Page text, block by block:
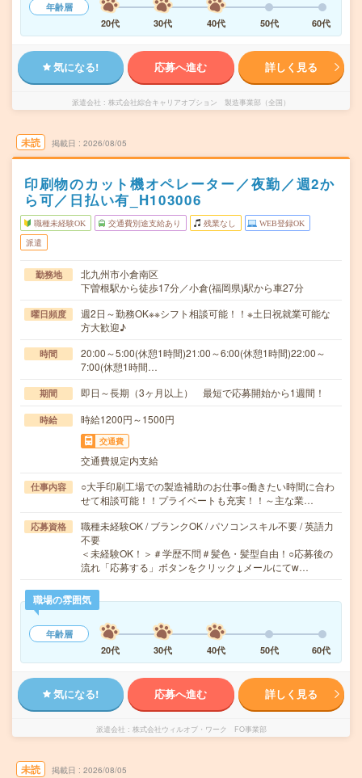
年齢層
20代
30代 40代 50代 60代
気になる! 応募へ進む 詳しく見る
派遣会社 株式会社綜合キャリアオプション 製造事業部（全国）
未読 掲載日 2026/08/05
印刷物のカット機オペレーター／夜勤／週2か
ら可／日払い有_H103006
職種未経験OK 交通費別途支給あり 残業なし WEB登録OK
派遣
勤務地
北九州市小倉南区
下曽根駅から徒歩17分／小倉(福岡県)駅から車27分
曜日頻度
週2日～勤務OK※※シフト相談可能！！※土日祝就業可能な
方大歓迎♪
時間
20:00～5:00(休憩1時間)21:00～6:00(休憩1時間)22:00～
7:00(休憩1時間…
期間 即日～長期（3ヶ月以上） 最短で応募開始から1週間！
時給 時給1200円～1500円
交通費
交通費規定内支給
仕事内容
○大手印刷工場での製造補助のお仕事○働きたい時間に合わ
せて相談可能！！プライベートも充実！！～主な業…
応募資格
職種未経験OK / ブランクOK / パソコンスキル不要 / 英語力
不要
＜未経験OK！＞＃学歴不問＃髪色・髪型自由！○応募後の
流れ「応募する」ボタンをクリック↓メールにてw…
職場の雰囲気
年齢層
20代
30代 40代 50代 60代
気になる! 応募へ進む 詳しく見る
派遣会社 株式会社ウィルオブ・ワーク FO事業部
未読 掲載日 2026/08/05